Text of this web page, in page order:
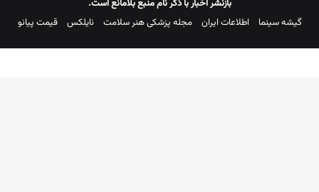
بازنشر اخبار با ذکر نام منبع بلامانع است.
گیشه سینما
اطلاعات ایران مجله پزشکی هنر سلامت نایلکس قیمت پیانو